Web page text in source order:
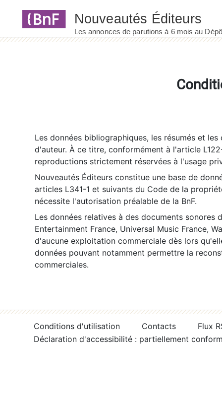
Les données bibliographiques, les résumés et
d'auteur. À ce titre, conformément à l'article
reproductions strictement réservées à l'usage
Nouveautés Éditeurs constitue une base de
articles L341-1 et suivants du Code de la
nécessite l'autorisation préalable de la BnF.
Les données relatives à des documents sonores
Entertainment France, Universal Music France,
d'aucune exploitation commerciale dès lors
données pouvant notamment permettre la
commerciales.
Conditions d'utilisation Contacts
Flux
Déclaration d'accessibilité : partiellement